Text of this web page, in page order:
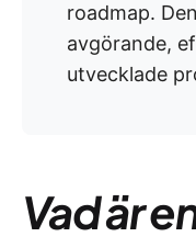
roadmap.
avgörande,
utvecklade
Vad är